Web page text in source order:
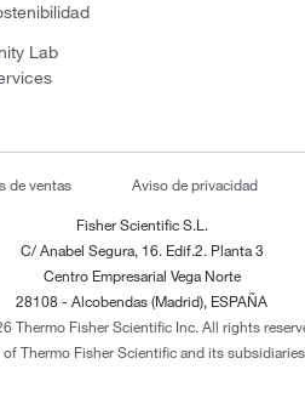
Lab
de ventas Aviso de privacidad
Fisher Scientific S.L.
C/ Anabel Segura, 16. Edif.2. Planta 3
Centro Empresarial Vega Norte
28108 - Alcobendas (Madrid), ESPAÑA
Thermo Fisher Scientific Inc. All rights
Thermo Fisher Scientific and its